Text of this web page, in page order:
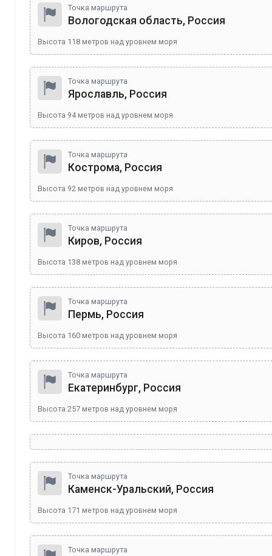
Точка маршрута
Вологодская область, Россия
Высота 118 метров над уровнем моря
Точка маршрута
Ярославль, Россия
Высота 94метров над уровнем моря
Точка маршрута
Кострома, Россия
Высота 92 метров над уровнем моря
Точка маршрута
Киров, Россия
Высота 138 метров над уровнем моря
Точка маршрута
Пермь, Россия
Высота 160 метров над уровнем моря
Точка маршрута
Екатеринбург, Россия
Высота 257 метров над уровнем моря
Точка маршрута
Каменск-Уральский, Россия
Высота 171 метров над уровнем моря
Точка маршрута